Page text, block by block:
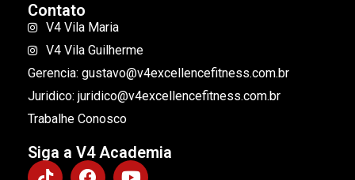
Contato
V4 Vila Maria
V4 Vila Guilherme
Gerencia: gustavo@v4excellencefitness.com.br
Juridico: juridico@v4excellencefitness.com.br
Trabalhe Conosco
Siga a V4 Academia